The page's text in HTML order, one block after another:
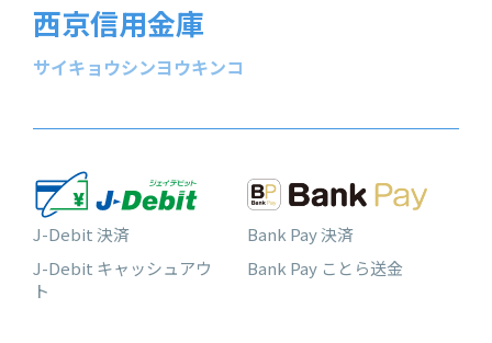
西京信用金庫
サイキョウシンヨウキンコ
J-Debit 決済
J-Debit キャッシュアウ
ト
Bank Pay 決済
Bank Pay ことら送金